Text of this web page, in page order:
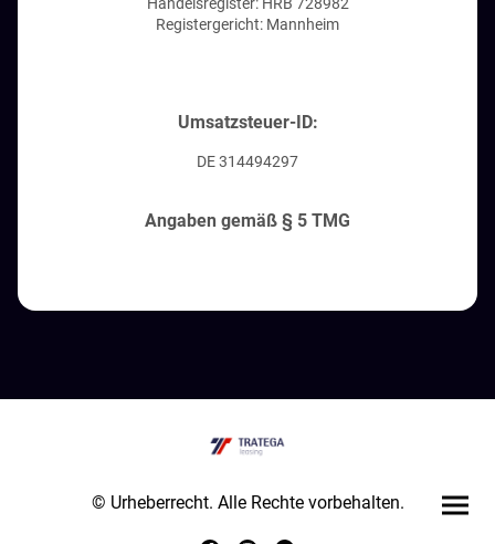
Registergericht: Mannheim
Umsatzsteuer-ID:
DE 314494297
Angaben gemäß § 5 TMG
© Urheberrecht. Alle Rechte vorbehalten.